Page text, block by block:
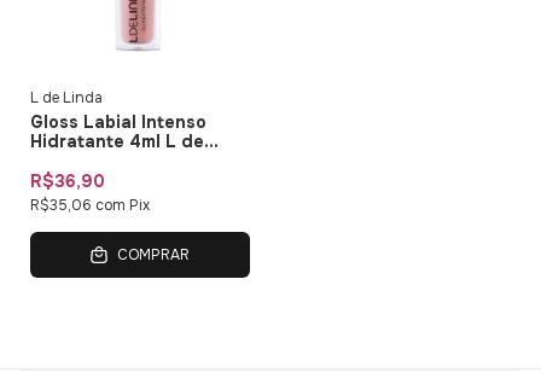
L de Linda
Gloss Labial Intenso
Hidratante 4ml L de
R$36,90
R$35,06 com Pix
COMPRAR